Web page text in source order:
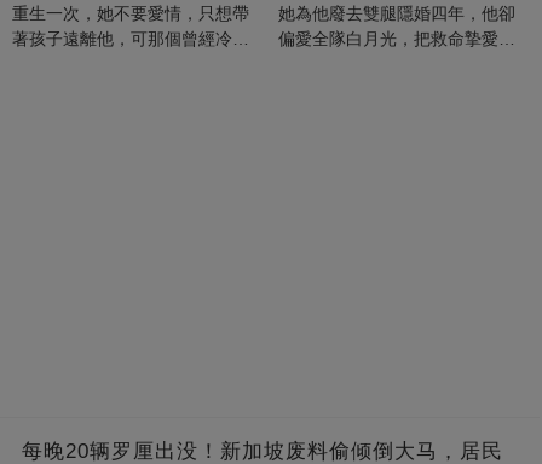
重生一次，她不要愛情，只想帶
著孩子遠離他，可那個曾經冷漠
她為他廢去雙腿隱婚四年，他卻
偏愛全隊白月光，把救命摯愛當
每晚20辆罗厘出没！新加坡废料偷倾倒大马，居民